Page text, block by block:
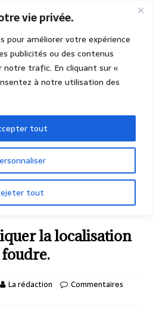
vie privée.
pour améliorer votre expérience
publicités ou des contenus
notre trafic. En cliquant sur «
à notre utilisation des
tout
tout
?
Comment expliquer la
la localisation
La rédaction
Commentaires